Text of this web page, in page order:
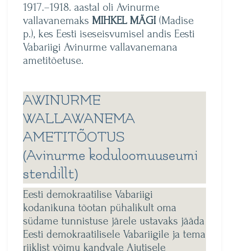
1917.–1918. aastal oli Avinurme
vallavanemaks MIHKEL MÄGI (Madise
p.), kes Eesti iseseisvumisel andis Eesti
Vabariigi Avinurme vallavanemana
ametitõetuse.
AWINURME
WALLAWANEMA
AMETITÕOTUS
(Avinurme koduloomuuseumi
stendillt)
Eesti demokraatilise Vabariigi
kodanikuna tõotan pühalikult oma
südame tunnistuse järele ustavaks jääda
Eesti demokraatilisele Vabariigile ja tema
riiklist võimu kandvale Ajutisele